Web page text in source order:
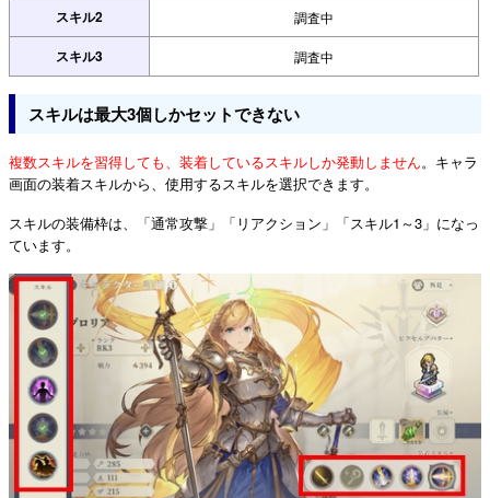
スキル2 調査中
スキル3 調査中
スキルは最大3個しかセットできない
複数スキルを習得しても、装着しているスキルしか発動しません。キャラ
画面の装着スキルから、使用するスキルを選択できます。
スキルの装備枠は、「通常攻撃」「リアクション」「スキル1～3」になっ
ています。